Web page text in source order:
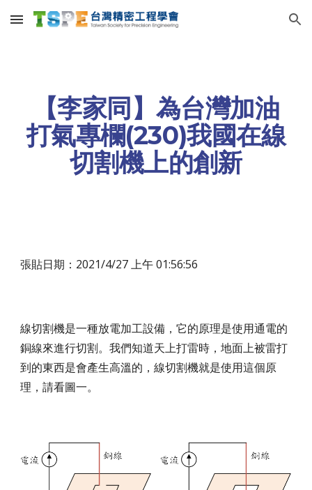
Skip to main content Skip to navigation
【李家同】為台灣加油
打氣專欄(230)我國在線
切割機上的創新
張貼日期：2021/4/27 上午 01:56:56
線切割機是一種放電加工設備，它的原理是使用通電的
銅線來進行切割。我們知道天上打雷時，地面上被雷打
到的東西是會產生高溫的，線切割機就是使用這個原
理，請看圖一。